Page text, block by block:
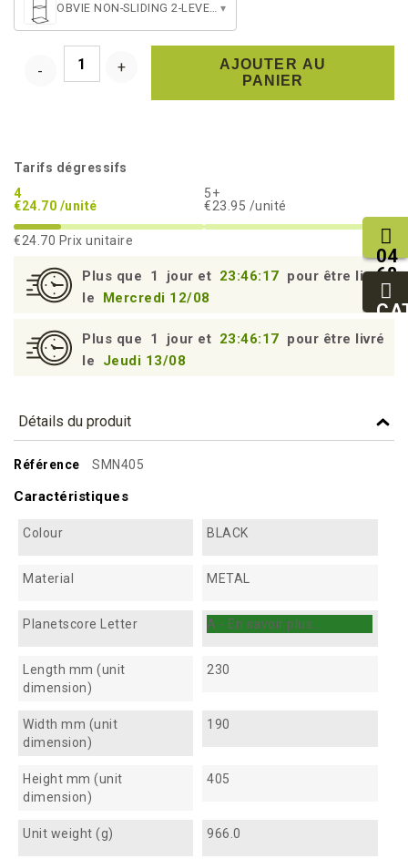
OBVIE NON-SLIDING 2-LEVEL STAND ▾
AJOUTER AU
PANIER
Tarifs dégressifs
4
€24.70 /unité
5+
€23.95 /unité
€24.70 Prix unitaire
Plus que 1 jour et 23:46:16 pour être livré
le
Mercredi 12/08
Plus que 1 jour et 23:46:16 pour être livré
le
Jeudi 13/08
Détails du produit
Référence SMN405
Caractéristiques
Colour BLACK
Material METAL
Planetscore Letter A - En savoir plus...
Length mm (unit
dimension)
230
Width mm (unit
dimension)
190
Height mm (unit
dimension)
405
Unit weight (g) 966.0
04
68
11
27
95